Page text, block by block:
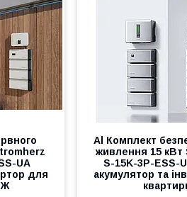
UA
для
Al Комплект
живлення 15 кВт
S-15K-3Р-ESS-
акумулятор та